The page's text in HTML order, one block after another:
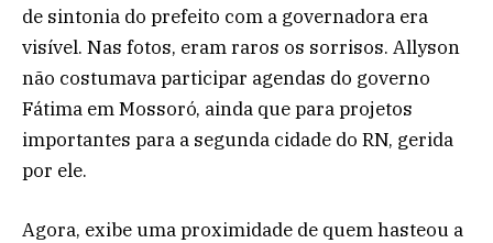
de sintonia do prefeito com a governadora era
visível. Nas fotos, eram raros os sorrisos. Allyson
não costumava participar agendas do governo
Fátima em Mossoró, ainda que para projetos
importantes para a segunda cidade do RN, gerida
por ele.
Agora, exibe uma proximidade de quem hasteou a